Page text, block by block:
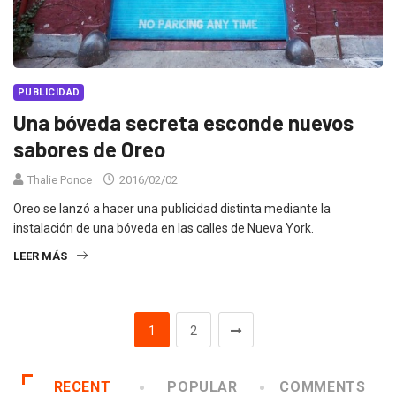
PUBLICIDAD
Una bóveda secreta esconde nuevos
sabores de Oreo
Thalie Ponce 2016/02/02
Oreo se lanzó a hacer una publicidad distinta mediante la
instalación de una bóveda en las calles de Nueva York.
LEER MÁS
1 2
RECENT POPULAR COMMENTS